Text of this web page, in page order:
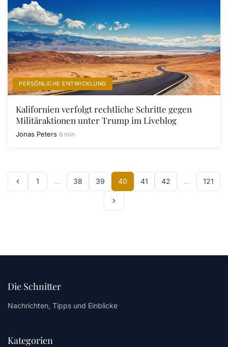
PERSÖNLICHE ENTWICKLUNG
Kalifornien verfolgt rechtliche Schritte gegen
Militäraktionen unter Trump im Liveblog
Jonas Peters 6 min
1 … 38 39 40 41 42 … 121
Die Schnitter
Nachrichten, Tipps und Einblicke
Kategorien